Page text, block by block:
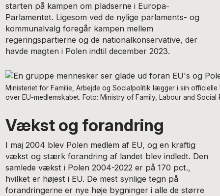
starten på kampen om pladserne i Europa-
Parlamentet. Ligesom ved de nylige parlaments- og
kommunalvalg foregår kampen mellem
regeringspartierne og de nationalkonservative, der
havde magten i Polen indtil december 2023.
Ministeriet for Familie, Arbejde og Socialpolitik lægger i sin
over EU-medlemskabet. Foto: Ministry of Family, Labour and
Vækst og forandring
I maj 2004 blev Polen medlem af EU, og en kraftig
vækst og stærk forandring af landet blev indledt. Den
samlede vækst i Polen 2004-2022 er på 170 pct.,
hvilket er højest i EU. De mest synlige tegn på
forandringerne er nye høje bygninger i alle de større